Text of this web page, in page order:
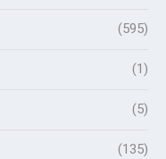
(595)
(1)
(5)
(135)